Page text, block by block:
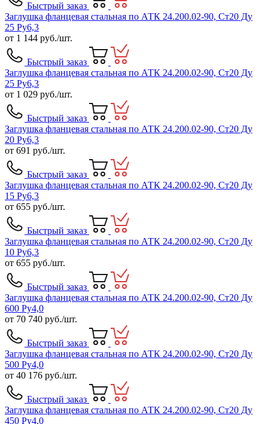
Быстрый заказ
Заглушка фланцевая стальная по АТК 24.200.02-90, Ст20 Ду
25 Ру6,3
от 1 144 руб./шт.
Быстрый заказ
Заглушка фланцевая стальная по АТК 24.200.02-90, Ст20 Ду
25 Ру6,3
от 1 029 руб./шт.
Быстрый заказ
Заглушка фланцевая стальная по АТК 24.200.02-90, Ст20 Ду
20 Ру6,3
от 691 руб./шт.
Быстрый заказ
Заглушка фланцевая стальная по АТК 24.200.02-90, Ст20 Ду
15 Ру6,3
от 655 руб./шт.
Быстрый заказ
Заглушка фланцевая стальная по АТК 24.200.02-90, Ст20 Ду
10 Ру6,3
от 655 руб./шт.
Быстрый заказ
Заглушка фланцевая стальная по АТК 24.200.02-90, Ст20 Ду
600 Ру4,0
от 70 740 руб./шт.
Быстрый заказ
Заглушка фланцевая стальная по АТК 24.200.02-90, Ст20 Ду
500 Ру4,0
от 40 176 руб./шт.
Быстрый заказ
Заглушка фланцевая стальная по АТК 24.200.02-90, Ст20 Ду
450 Ру4,0